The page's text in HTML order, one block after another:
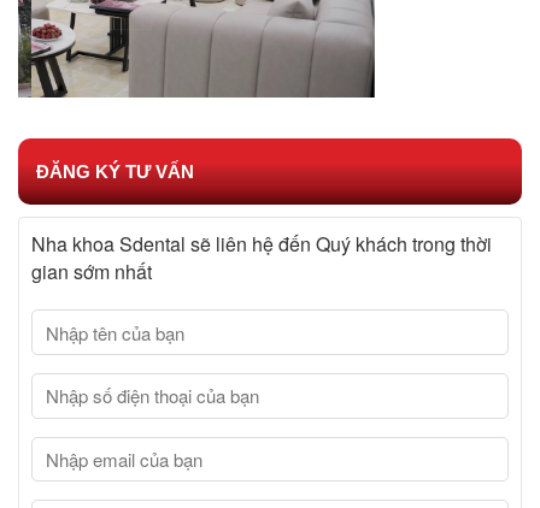
ĐĂNG KÝ TƯ VẤN
Nha khoa Sdental sẽ liên hệ đến Quý khách trong thời
gian sớm nhất